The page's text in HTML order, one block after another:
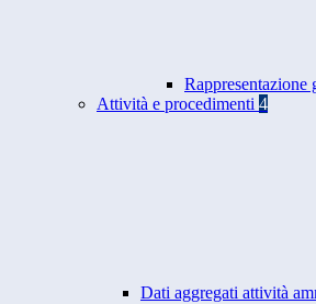
Rappresentazione
Attività e procedimenti 4
Dati aggregati attività